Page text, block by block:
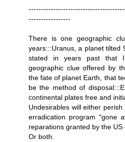
-----------------
There is one geographic
years:::Uranus, a planet tilted
stated in years past that
geographic clue offered by
the fate of planet Earth, that
be the method of
continental plates free and
Undesirables will either
erradication program "gone
reparations granted by the
Or both.